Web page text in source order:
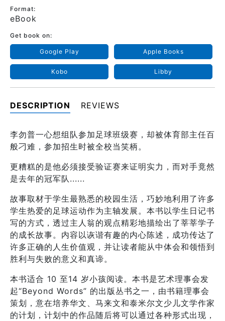
Format:
eBook
Get book on:
Google Play Apple Books
Kobo Libby
DESCRIPTION REVIEWS
李勿普一心想组队参加足球班级赛，却被体育部主任百
般刁难，参加招生时被全校当笑柄。
更糟糕的是他必须接受验证赛来证明实力，而对手竟然
是去年的冠军队......
故事取材于学生最熟悉的校园生活，巧妙地利用了许多
学生热爱的足球运动作为主轴发展。本书以学生日记书
写的方式，透过主人翁的观点精彩地描绘出了莘莘学子
的成长故事。内容以诙谐有趣的内心陈述，成功传达了
许多正确的人生价值观，并让读者能从中体会和领悟到
胜利与失败的意义和真谛。
本书适合 10 至14 岁小孩阅读。本书是艺术理事会发
起“Beyond Words” 的出版丛书之一，由书籍理事会
策划，意在培养华文、马来文和泰米尔文少儿文学作家
的计划，计划中的作品随后将可以通过各种形式出现，